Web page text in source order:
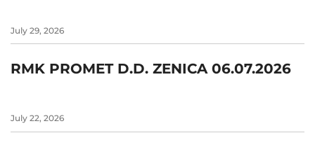
July 29, 2026
RMK PROMET D.D. ZENICA 06.07.2026
July 22, 2026